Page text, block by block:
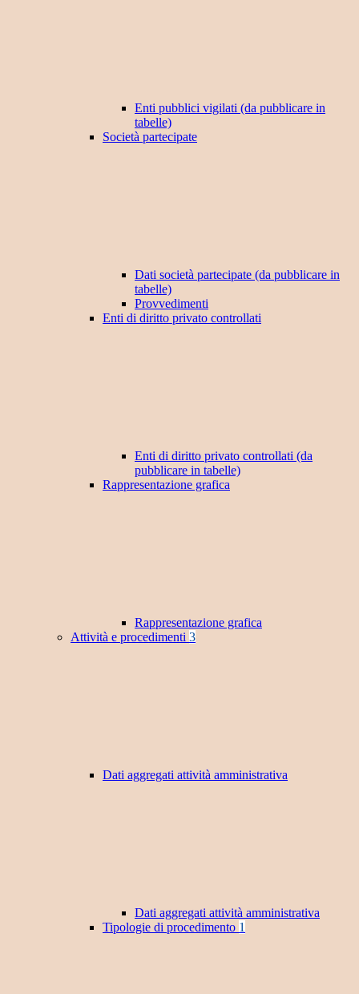
Enti pubblici vigilati (da pubblicare in
tabelle)
Società partecipate
Dati società partecipate (da pubblicare in
tabelle)
Provvedimenti
Enti di diritto privato controllati
Enti di diritto privato controllati (da
pubblicare in tabelle)
Rappresentazione grafica
Rappresentazione grafica
Attività e procedimenti 3
Dati aggregati attività amministrativa
Dati aggregati attività amministrativa
Tipologie di procedimento 1